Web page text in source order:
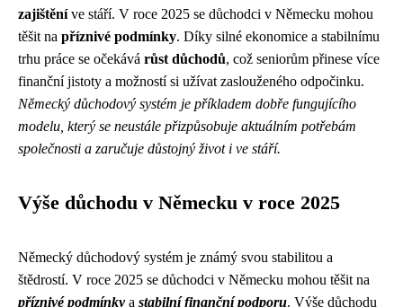
zajištěníve stáří. V roce 2025 se důchodci v Německu mohou
těšit na příznivé podmínky. Díky silné ekonomice a stabilnímu
trhu práce se očekává růst důchodů, což seniorům přinese více
finanční jistoty a možností si užívat zaslouženého odpočinku.
Německý důchodový systém je příkladem dobře fungujícího
modelu, který se neustále přizpůsobuje aktuálním potřebám
společnosti a zaručuje důstojný život i ve stáří.
Výše důchodu v Německu v roce 2025
Německý důchodový systém je známý svou stabilitou a
štědrostí. V roce 2025 se důchodci v Německu mohou těšit na
příznivé podmínky a stabilní finanční podporu. Výše důchodu